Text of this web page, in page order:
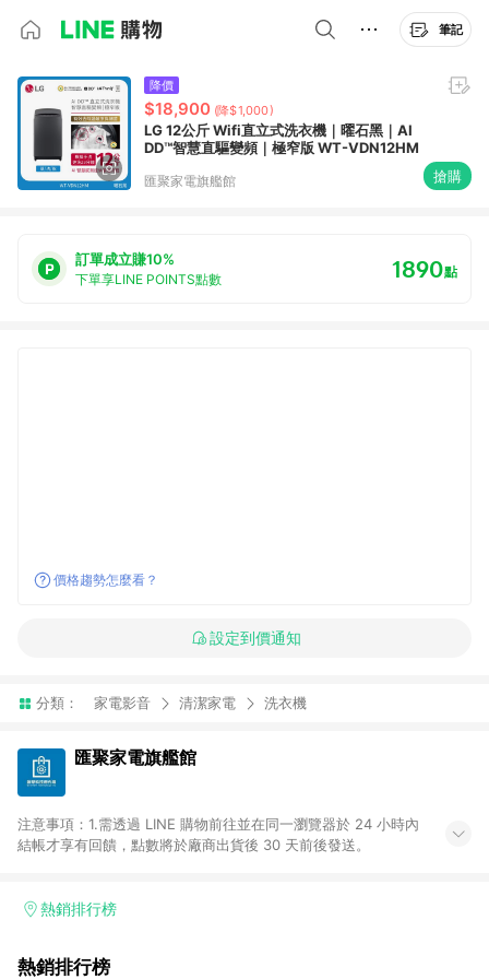
筆記
降價
$18,900 (降$1,000)
LG 12公斤 Wifi直立式洗衣機｜曜石黑｜AI
DD™智慧直驅變頻｜極窄版 WT-VDN12HM
匯聚家電旗艦館 搶購
訂單成立賺10%
下單享LINE POINTS點數 1890點
價格趨勢怎麼看？
設定到價通知
分類： 家電影音 清潔家電 洗衣機
匯聚家電旗艦館
注意事項：1.需透過 LINE 購物前往並在同一瀏覽器於 24 小時內
結帳才享有回饋，點數將於廠商出貨後 30 天前後發送。
熱銷排行榜
熱銷排行榜